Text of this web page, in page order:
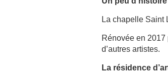
La chapelle Saint
Rénovée en
d’autres artistes.
La résidence